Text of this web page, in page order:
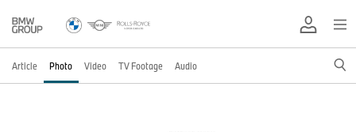
Article Photo Video TV Footage Audio